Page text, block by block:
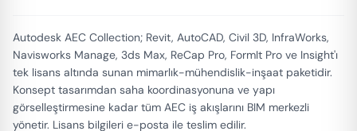
Autodesk AEC Collection; Revit, AutoCAD, Civil 3D, InfraWorks,
Navisworks Manage, 3ds Max, ReCap Pro, FormIt Pro ve Insight'ı
tek lisans altında sunan mimarlık-mühendislik-inşaat paketidir.
Konsept tasarımdan saha koordinasyonuna ve yapı
görselleştirmesine kadar tüm AEC iş akışlarını BIM merkezli
yönetir. Lisans bilgileri e-posta ile teslim edilir.